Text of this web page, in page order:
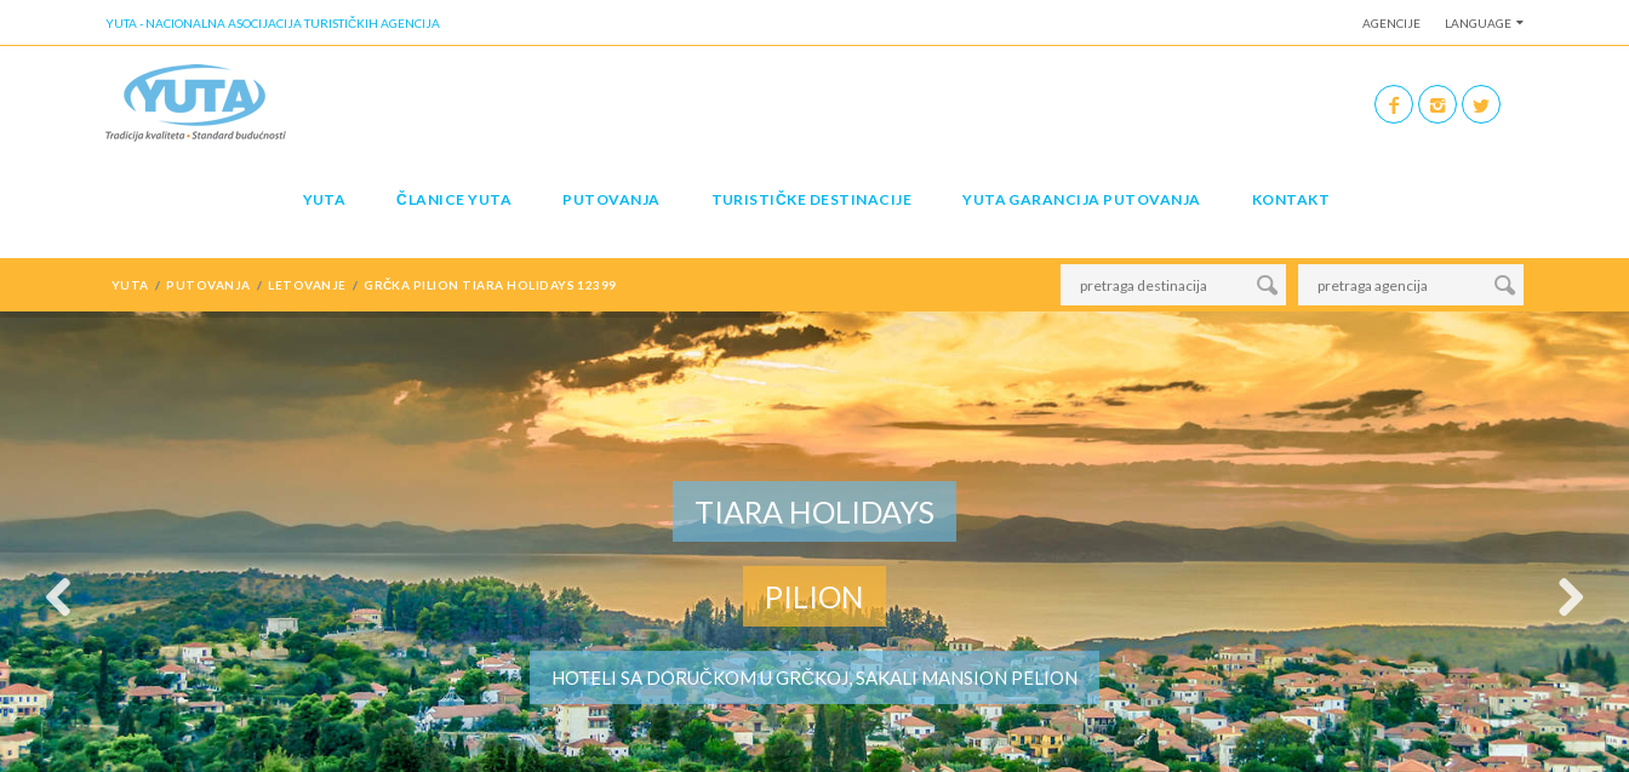
AGENCIJE LANGUAGE
YUTA - NACIONALNA ASOCIJACIJA TURISTIČKIH AGENCIJA
YUTA ČLANICE YUTA PUTOVANJA TURISTIČKE DESTINACIJE YUTA GARANCIJA PUTOVANJA KONTAKT
YUTA PUTOVANJA LETOVANJE GRČKA PILION TIARA HOLIDAYS 12399
TIARA HOLIDAYS
PILION
HOTELI SA DORUČKOM U GRČKOJ, SAKALI MANSION PELION